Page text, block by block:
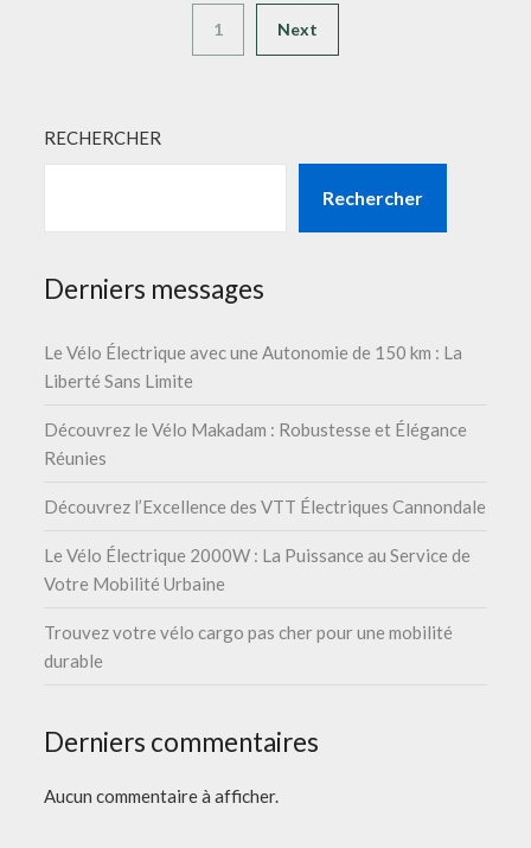
1 Next
RECHERCHER
Rechercher
Derniers messages
Le Vélo Électrique avec une Autonomie de 150 km : La
Liberté Sans Limite
Découvrez le Vélo Makadam : Robustesse et Élégance
Réunies
Découvrez l’Excellence des VTT Électriques Cannondale
Le Vélo Électrique 2000W : La Puissance au Service de
Votre Mobilité Urbaine
Trouvez votre vélo cargo pas cher pour une mobilité
durable
Derniers commentaires
Aucun commentaire à afficher.